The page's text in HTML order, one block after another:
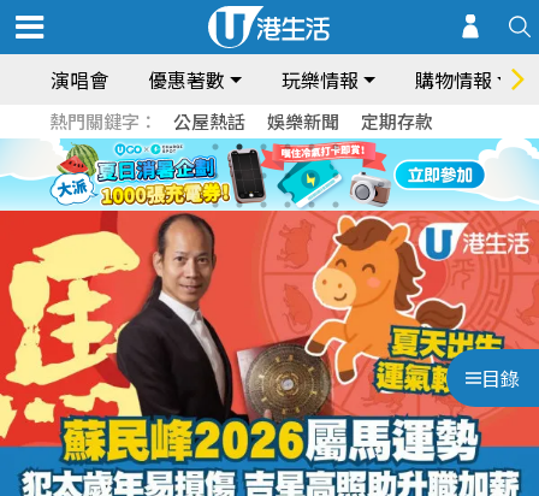
演唱會 優惠著數 玩樂情報 購物情報
熱門關鍵字： 公屋熱話 娛樂新聞 定期存款
目錄